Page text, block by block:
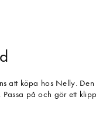
att köpa hos Nelly. Den
på och gör ett